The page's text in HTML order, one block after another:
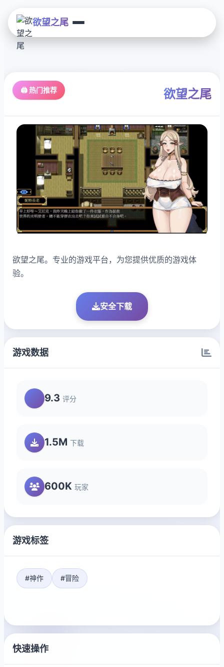
欲望之尾
🖨️ 热门推荐 欲望之尾
欲望之尾。专业的游戏平台，为您提供优质的游戏体
验。
安全下载
游戏数据
9.3 评分
1.5M 下载
600K 玩家
游戏标签
#神作 #冒险
快速操作